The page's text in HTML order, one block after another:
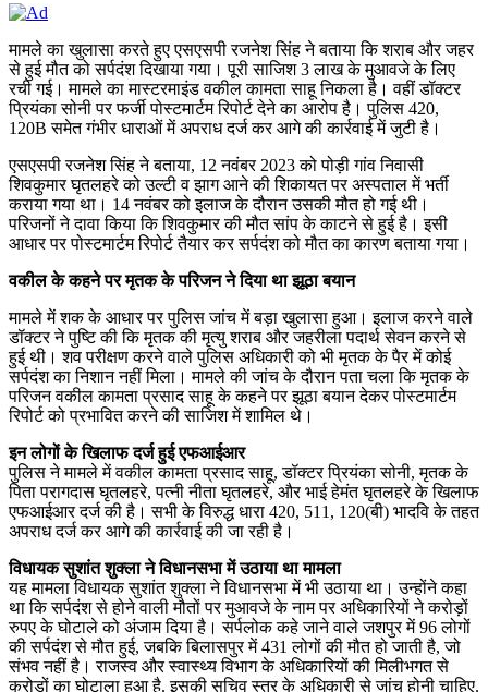
मामले का खुलासा करते हुए एसएसपी रजनेश सिंह ने बताया कि शराब और जहर
से हुई मौत को सर्पदंश दिखाया गया। पूरी साजिश 3 लाख के मुआवजे के लिए
रची गई। मामले का मास्टरमाइंड वकील कामता साहू निकला है। वहीं डॉक्टर
प्रियंका सोनी पर फर्जी पोस्टमार्टम रिपोर्ट देने का आरोप है। पुलिस 420,
120B समेत गंभीर धाराओं में अपराध दर्ज कर आगे की कार्रवाई में जुटी है।
एसएसपी रजनेश सिंह ने बताया, 12 नवंबर 2023 को पोड़ी गांव निवासी
शिवकुमार घृतलहरे को उल्टी व झाग आने की शिकायत पर अस्पताल में भर्ती
कराया गया था। 14 नवंबर को इलाज के दौरान उसकी मौत हो गई थी।
परिजनों ने दावा किया कि शिवकुमार की मौत सांप के काटने से हुई है। इसी
आधार पर पोस्टमार्टम रिपोर्ट तैयार कर सर्पदंश को मौत का कारण बताया गया।
वकील के कहने पर मृतक के परिजन ने दिया था झूठा बयान
मामले में शक के आधार पर पुलिस जांच में बड़ा खुलासा हुआ। इलाज करने वाले
डॉक्टर ने पुष्टि की कि मृतक की मृत्यु शराब और जहरीला पदार्थ सेवन करने से
हुई थी। शव परीक्षण करने वाले पुलिस अधिकारी को भी मृतक के पैर में कोई
सर्पदंश का निशान नहीं मिला। मामले की जांच के दौरान पता चला कि मृतक के
परिजन वकील कामता प्रसाद साहू के कहने पर झूठा बयान देकर पोस्टमार्टम
रिपोर्ट को प्रभावित करने की साजिश में शामिल थे।
इन लोगों के खिलाफ दर्ज हुई एफआईआर
पुलिस ने मामले में वकील कामता प्रसाद साहू, डॉक्टर प्रियंका सोनी, मृतक के
पिता परागदास घृतलहरे, पत्नी नीता घृतलहरे, और भाई हेमंत घृतलहरे के खिलाफ
एफआईआर दर्ज की है। सभी के विरुद्ध धारा 420, 511, 120(बी) भादवि के तहत
अपराध दर्ज कर आगे की कार्रवाई की जा रही है।
विधायक सुशांत शुक्ला ने विधानसभा में उठाया था मामला
यह मामला विधायक सुशांत शुक्ला ने विधानसभा में भी उठाया था। उन्होंने कहा
था कि सर्पदंश से होने वाली मौतों पर मुआवजे के नाम पर अधिकारियों ने करोड़ों
रुपए के घोटाले को अंजाम दिया है। सर्पलोक कहे जाने वाले जशपुर में 96 लोगों
की सर्पदंश से मौत हुई, जबकि बिलासपुर में 431 लोगों की मौत हो जाती है, जो
संभव नहीं है। राजस्व और स्वास्थ्य विभाग के अधिकारियों की मिलीभगत से
करोड़ों का घोटाला हुआ है. इसकी सचिव स्तर के अधिकारी से जांच होनी चाहिए.